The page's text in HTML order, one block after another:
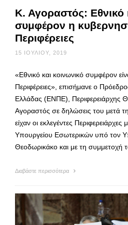
Κ. Αγοραστός: Εθνικό
συμφέρον η
Περιφέρειες
15 ΙΟΥΛΊΟΥ, 2019
«Εθνικό και κοινωνικό συμφέρον
Περιφέρειες», επισήμανε ο
Ελλάδας (ΕΝΠΕ), Περιφερειάρχης
Αγοραστός σε δηλώσεις του μετά
είχαν οι εκλεγέντες Περιφερειάρχες
Υπουργείου Εσωτερικών υπό τον
Θεοδωρικάκο και με τη
Διαβάστε περισσότερα